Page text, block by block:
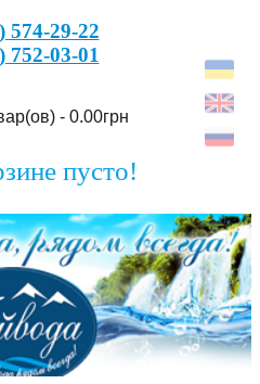
574-29-22
752-03-01
- 0.00грн
пусто!